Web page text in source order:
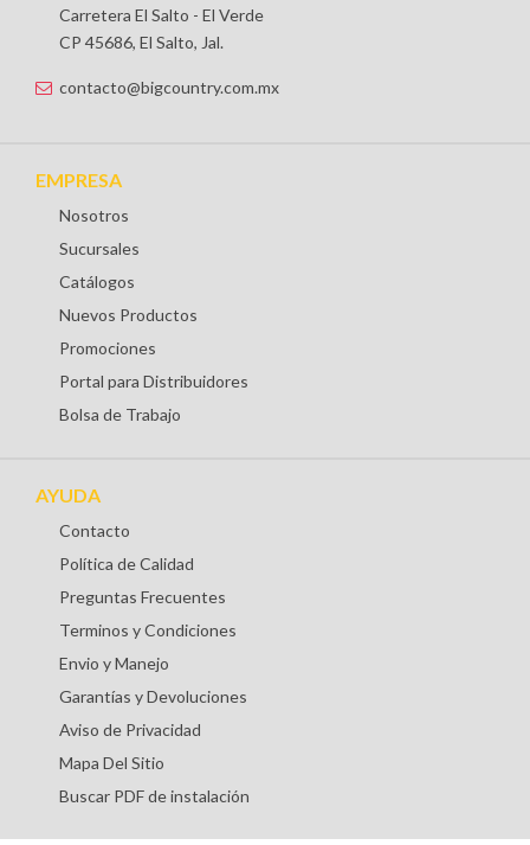
Carretera El Salto - El Verde
CP 45686, El Salto, Jal.
contacto@bigcountry.com.mx
EMPRESA
Nosotros
Sucursales
Catálogos
Nuevos Productos
Promociones
Portal para Distribuidores
Bolsa de Trabajo
AYUDA
Contacto
Política de Calidad
Preguntas Frecuentes
Terminos y Condiciones
Envio y Manejo
Garantías y Devoluciones
Aviso de Privacidad
Mapa Del Sitio
Buscar PDF de instalación